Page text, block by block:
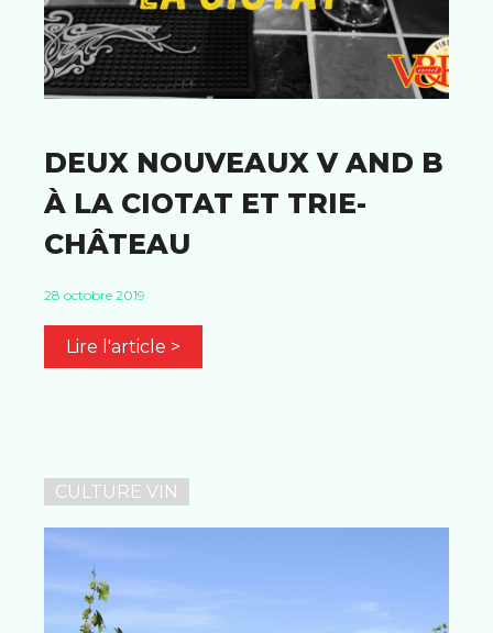
DEUX NOUVEAUX V AND B
À LA CIOTAT ET TRIE-
CHÂTEAU
28 octobre 2019
Lire l'article >
CULTURE VIN